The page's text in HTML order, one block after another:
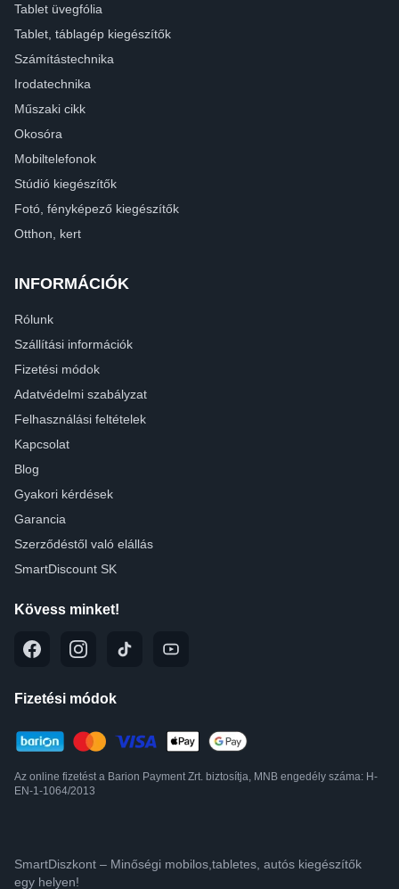
Tablet üvegfólia
Tablet, táblagép kiegészítők
Számítástechnika
Irodatechnika
Műszaki cikk
Okosóra
Mobiltelefonok
Stúdió kiegészítők
Fotó, fényképező kiegészítők
Otthon, kert
INFORMÁCIÓK
Rólunk
Szállítási információk
Fizetési módok
Adatvédelmi szabályzat
Felhasználási feltételek
Kapcsolat
Blog
Gyakori kérdések
Garancia
Szerződéstől való elállás
SmartDiscount SK
Kövess minket!
Fizetési módok
Az online fizetést a Barion Payment Zrt. biztosítja, MNB engedély száma: H-
EN-1-1064/2013
SmartDiszkont – Minőségi mobilos,tabletes, autós kiegészítők
egy helyen!